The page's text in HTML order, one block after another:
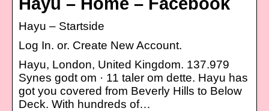
Hayu – Startside
Log In. or. Create New Account.
Hayu, London, United Kingdom. 137.979
Synes godt om · 11 taler om dette. Hayu has
got you covered from Beverly Hills to Below
Deck. With hundreds of…